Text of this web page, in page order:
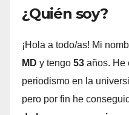
¿Quién soy?
¡Hola a todo/as! Mi
MD y tengo 53 años. He
periodismo en la
pero por fin he